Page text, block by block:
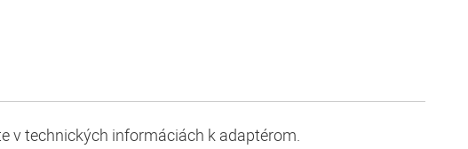
v technických informáciách k adaptérom.